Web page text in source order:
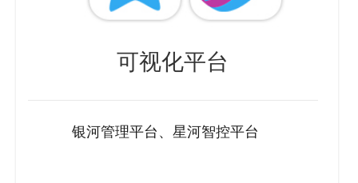
可视化平台
银河管理平台、星河智控平台